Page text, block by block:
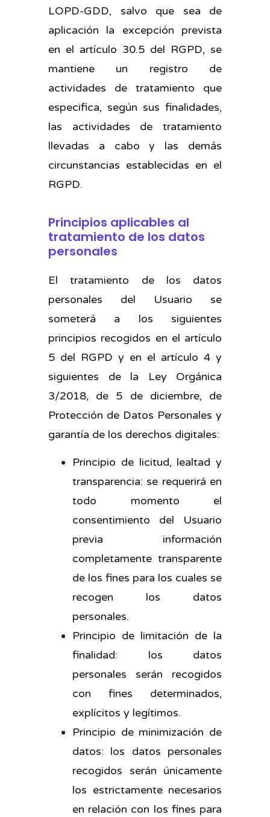
LOPD-GDD, salvo que sea de
aplicación la excepción prevista
en el artículo 30.5 del RGPD, se
mantiene un registro de
actividades de tratamiento que
especifica, según sus finalidades,
las actividades de tratamiento
llevadas a cabo y las demás
circunstancias establecidas en el
RGPD.
Principios aplicables al
tratamiento de los datos
personales
El tratamiento de los datos
personales del Usuario se
someterá a los siguientes
principios recogidos en el artículo
5 del RGPD y en el artículo 4 y
siguientes de la Ley Orgánica
3/2018, de 5 de diciembre, de
Protección de Datos Personales y
garantía de los derechos digitales:
Principio de licitud, lealtad y
transparencia: se requerirá en
todo momento el
consentimiento del Usuario
previa información
completamente transparente
de los fines para los cuales se
recogen los datos
personales.
Principio de limitación de la
finalidad: los datos
personales serán recogidos
con fines determinados,
explícitos y legítimos.
Principio de minimización de
datos: los datos personales
recogidos serán únicamente
los estrictamente necesarios
en relación con los fines para